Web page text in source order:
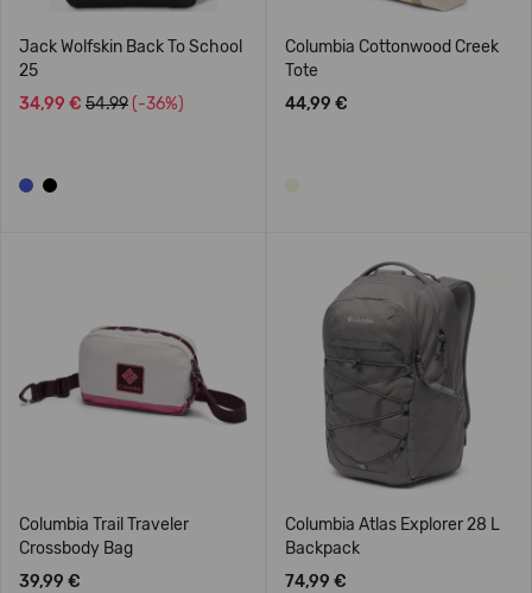
Jack Wolfskin Back To School
25
34,99 € 54.99 (-36%)
Columbia Cottonwood Creek
Tote
44,99 €
Columbia Trail Traveler
Crossbody Bag
39,99 €
Columbia Atlas Explorer 28 L
Backpack
74,99 €